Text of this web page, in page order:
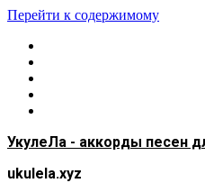
Перейти к содержимому
УкулеЛа - аккорды песен
ukulela.xyz